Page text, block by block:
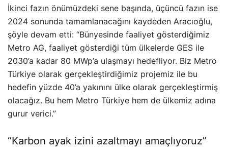
İkinci fazın önümüzdeki sene başında, üçüncü fazın ise
2024 sonunda tamamlanacağını kaydeden Aracıoğlu,
şöyle devam etti: “Bünyesinde faaliyet gösterdiğimiz
Metro AG, faaliyet gösterdiği tüm ülkelerde GES ile
2030’a kadar 80 MWp’a ulaşmayı hedefliyor. Biz Metro
Türkiye olarak gerçekleştirdiğimiz projemiz ile bu
hedefin yüzde 40’a yakınını ülke olarak gerçekleştirmiş
olacağız. Bu hem Metro Türkiye hem de ülkemiz adına
gurur verici.”
“Karbon ayak izini azaltmayı amaçlıyoruz”